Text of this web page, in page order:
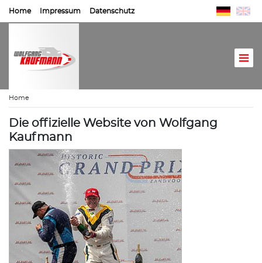
Home Impressum Datenschutz
Home
Die offizielle Website von Wolfgang
Kaufmann